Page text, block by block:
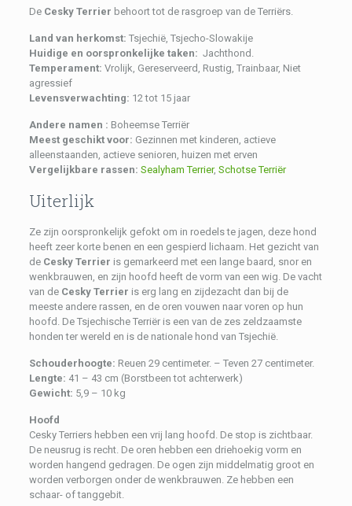
De Cesky Terrier behoort tot de rasgroep van de Terriërs.
Land van herkomst: Tsjechië, Tsjecho-Slowakije
Huidige en oorspronkelijke taken: Jachthond.
Temperament: Vrolijk, Gereserveerd, Rustig, Trainbaar, Niet
agressief
Levensverwachting: 12 tot 15 jaar
Andere namen : Boheemse Terriër
Meest geschikt voor: Gezinnen met kinderen, actieve
alleenstaanden, actieve senioren, huizen met erven
Vergelijkbare rassen: Sealyham Terrier, Schotse Terriër
Uiterlijk
Ze zijn oorspronkelijk gefokt om in roedels te jagen, deze hond
heeft zeer korte benen en een gespierd lichaam. Het gezicht van
de Cesky Terrier is gemarkeerd met een lange baard, snor en
wenkbrauwen, en zijn hoofd heeft de vorm van een wig. De vacht
van de Cesky Terrier is erg lang en zijdezacht dan bij de
meeste andere rassen, en de oren vouwen naar voren op hun
hoofd. De Tsjechische Terriër is een van de zes zeldzaamste
honden ter wereld en is de nationale hond van Tsjechië.
Schouderhoogte: Reuen 29 centimeter. – Teven 27 centimeter.
Lengte: 41 – 43 cm (Borstbeen tot achterwerk)
Gewicht: 5,9 – 10 kg
Hoofd
Cesky Terriers hebben een vrij lang hoofd. De stop is zichtbaar.
De neusrug is recht. De oren hebben een driehoekig vorm en
worden hangend gedragen. De ogen zijn middelmatig groot en
worden verborgen onder de wenkbrauwen. Ze hebben een
schaar- of tanggebit.